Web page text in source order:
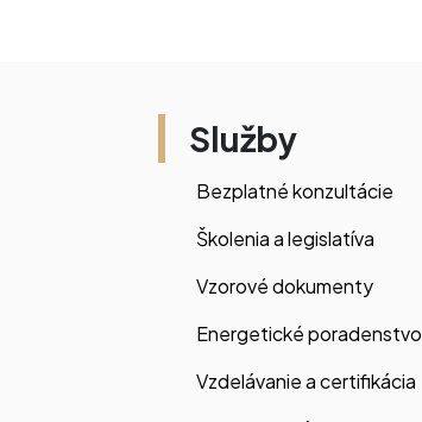
Služby
Bezplatné konzultácie
Školenia a legislatíva
Vzorové dokumenty
Energetické poradenstvo
Vzdelávanie a certifikácia